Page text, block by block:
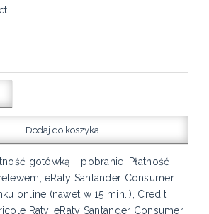
Dodaj do koszyka
gotówką - pobranie, Płatność
eRaty Santander Consumer
online (nawet w 15 min.!), Credit
Raty, eRaty Santander Consumer